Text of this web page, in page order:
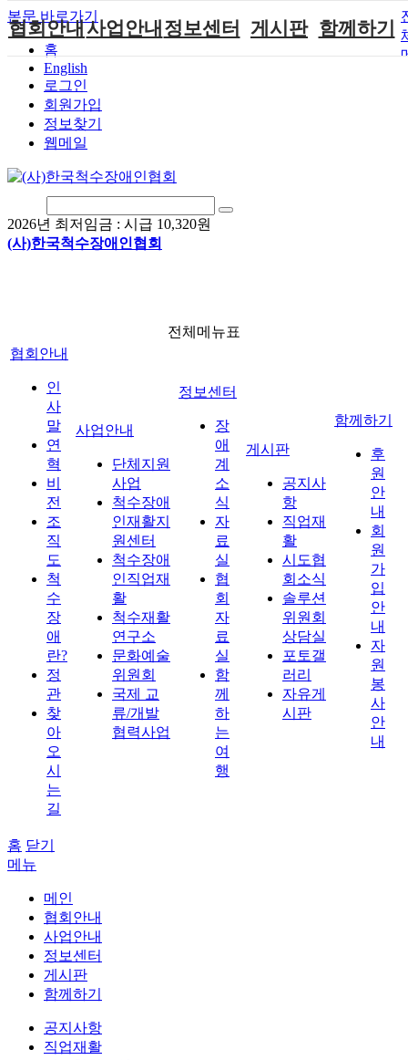
본문 바로가기
홈
English
로그인
회원가입
정보찾기
웹메일
2026년 최저임금 : 시급 10,320원
(사)한국척수장애인협회
협회안내
인사말
연혁
비전
조직도
척수장애란?
찾아오시는길
사업안내
단체지원사업
척수장애인재
활지원센터
척수장애인직
문화예술위원
회
정보센터 게시판 함께하기
전체메뉴표
협회안내
인
사
말
연
혁
비
전
조
직
도
척
수
장
애
란?
정
관
찾
아
오
시
는
길
사업안내
단체지원
사업
척수장애
인재활지
원센터
척수장애
인직업재
활
척수재활
연구소
문화예술
위원회
국제 교
류/개발
협력사업
정보센터
장
애
계
소
식
자
료
실
협
회
자
료
실
함
께
하
는
여
행
게시판
공지사
항
직업재
활
시도협
회소식
솔루션
위원회
상담실
포토갤
러리
자유게
시판
함께하기
후
원
안
내
회
원
가
입
안
내
자
원
봉
사
안
내
홈 닫기
메뉴
메인
협회안내
사업안내
정보센터
게시판
함께하기
공지사항
직업재활